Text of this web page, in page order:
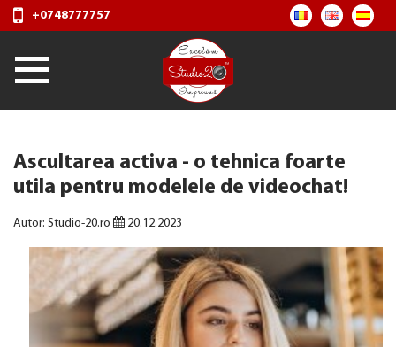
+0748777757
Ascultarea activa - o tehnica foarte
utila pentru modelele de videochat!
Autor: Studio-20.ro 20.12.2023